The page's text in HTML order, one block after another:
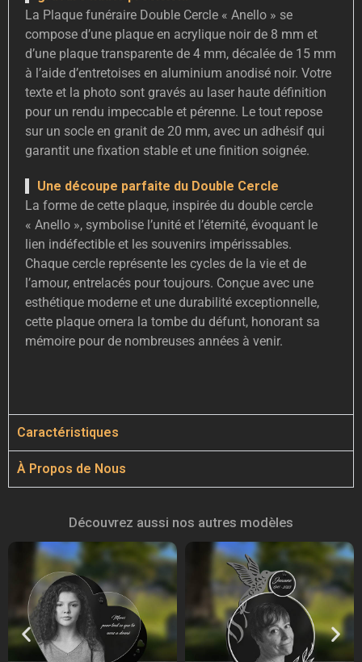
La Plaque funéraire Double Cercle « Anello » se
compose d’une plaque en acrylique noir de 8 mm et
d’une plaque transparente de 4 mm, décalée de 15 mm
à l’aide d’entretoises en aluminium anodisé noir. Votre
texte et la photo sont gravés au laser haute définition
pour un rendu impeccable et pérenne. Le tout repose
sur un socle en granit de 20 mm, avec un adhésif qui
garantit une fixation stable et une finition soignée.
Une découpe parfaite du Double Cercle
La forme de cette plaque, inspirée du double cercle
« Anello », symbolise l’unité et l’éternité, évoquant le
lien indéfectible et les souvenirs impérissables.
Chaque cercle représente les cycles de la vie et de
l’amour, entrelacés pour toujours. Conçue avec une
esthétique moderne et une durabilité exceptionnelle,
cette plaque ornera la tombe du défunt, honorant sa
mémoire pour de nombreuses années à venir.
Caractéristiques
À Propos de Nous
Découvrez aussi nos autres modèles